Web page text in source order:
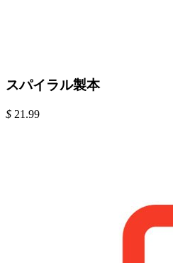
スパイラル製本
$ 21.99